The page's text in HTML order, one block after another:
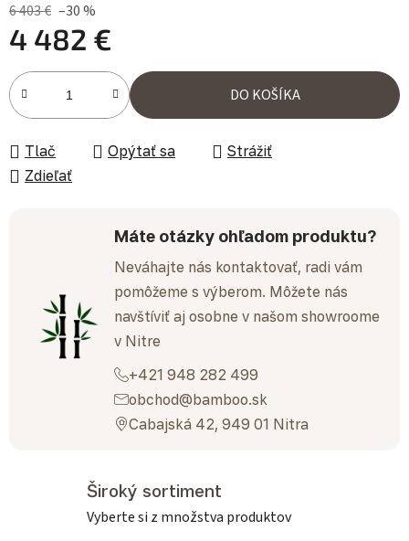
6 403 € –30 %
4 482 €
Jednotková cena:
DO KOŠÍKA
Tlač Opýtať sa
Strážiť
Zdieľať
Máte otázky ohľadom produktu?
Neváhajte nás kontaktovať, radi vám
pomôžeme s výberom. Môžete nás
navštíviť aj osobne v našom showroome
v Nitre
+421 948 282 499
obchod@bamboo.sk
Cabajská 42, 949 01 Nitra
Široký sortiment
Vyberte si z množstva produktov